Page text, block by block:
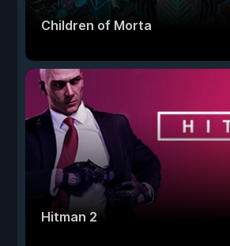
Children of Morta
Hitman 2